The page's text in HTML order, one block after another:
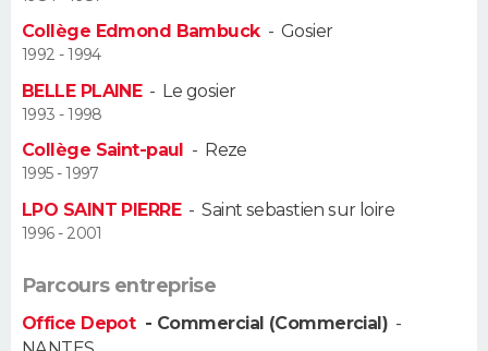
Alimentation
Guide de la santé
Maladies
Médicaments
Sommeil
VOYAGE
Destinations
City break
Voyage nature
Voyage de noces
Forum
Climat
+
PHOTO
GUIDES D'ACHAT
BONS PLANS
Carte de Noël
Carte Bonne année
Carte Saint-Valentin
Carte Pâques
Carte d'anniversaire
Dictionnaire
Biographies
Citations
Expressions
Proverbes
Collège Edmond Bambuck- Gosier
1992 - 1994
BELLE PLAINE- Le gosier
1993 - 1998
Collège Saint-paul - Reze
1995 - 1997
LPO SAINT PIERRE-Saint sebastien sur loire
1996 - 2001
Parcours entreprise
Office Depot - Commercial (Commercial) -